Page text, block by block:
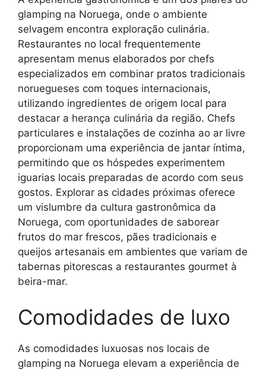
glamping na Noruega, onde o ambiente
selvagem encontra exploração culinária.
Restaurantes no local frequentemente
apresentam menus elaborados por chefs
especializados em combinar pratos tradicionais
noruegueses com toques internacionais,
utilizando ingredientes de origem local para
destacar a herança culinária da região. Chefs
particulares e instalações de cozinha ao ar livre
proporcionam uma experiência de jantar íntima,
permitindo que os hóspedes experimentem
iguarias locais preparadas de acordo com seus
gostos. Explorar as cidades próximas oferece
um vislumbre da cultura gastronômica da
Noruega, com oportunidades de saborear
frutos do mar frescos, pães tradicionais e
queijos artesanais em ambientes que variam de
tabernas pitorescas a restaurantes gourmet à
beira-mar.
Comodidades de luxo
As comodidades luxuosas nos locais de
glamping na Noruega elevam a experiência de